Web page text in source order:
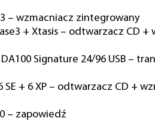
– wzmacniacz zintegrowany
+ Xtasis – odtwarzacz CD +
Signature 24/96 USB –
SE + 6 XP – odtwarzacz CD +
– zapowiedź